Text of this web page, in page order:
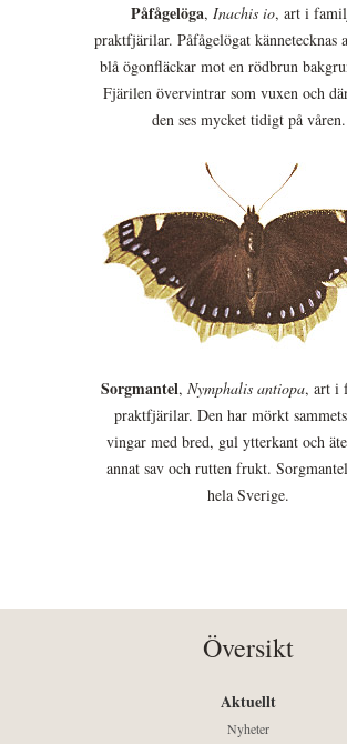
Påfågelöga, Inachis io, art i
praktfjärilar. Påfågelögat kännetecknas
blå ögonfläckar mot en rödbrun
Fjärilen övervintrar som vuxen och
den ses mycket tidigt på våren.
Sorgmantel, Nymphalis antiopa, art i
praktfjärilar. Den har mörkt
vingar med bred, gul ytterkant och
annat sav och rutten frukt.
hela Sverige.
Översikt
Aktuellt
Nyheter